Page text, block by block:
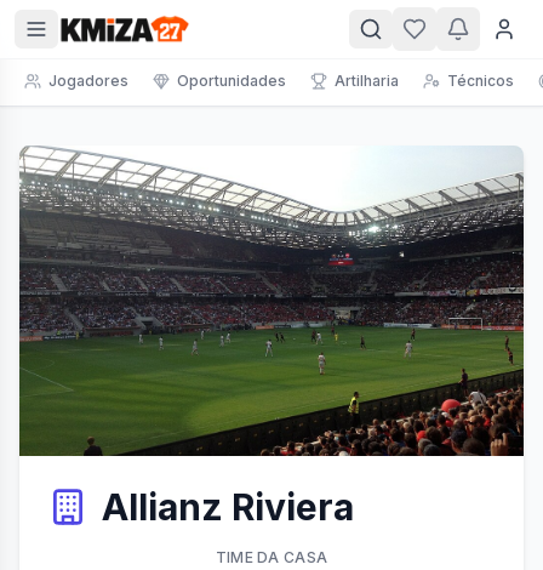
Jogadores Oportunidades Artilharia Técnicos
Allianz Riviera
TIMEDA CASA